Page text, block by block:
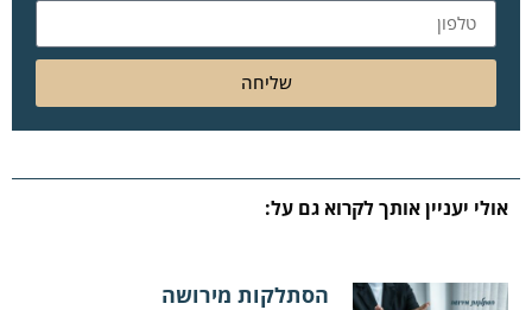
שליחה
אולי יעניין אותך לקרוא גם על:
הסתלקות מירושה